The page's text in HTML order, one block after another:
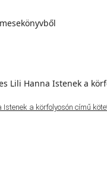
a körfolyosón című